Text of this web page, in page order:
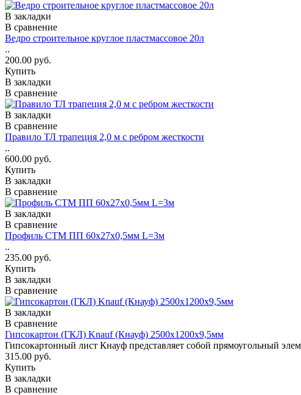
В закладки
В сравнение
Ведро строительное круглое пластмассовое 20л
..
200.00 руб.
Купить
В закладки
В сравнение
В закладки
В сравнение
Правило ТЛ трапеция 2,0 м с ребром жесткости
..
600.00 руб.
Купить
В закладки
В сравнение
В закладки
В сравнение
Профиль СТМ ПП 60х27х0,5мм L=3м
..
235.00 руб.
Купить
В закладки
В сравнение
В закладки
В сравнение
Гипсокартон (ГКЛ) Knauf (Кнауф) 2500х1200х9,5мм
Гипсокартонный лист Кнауф представляет собой прямоугольный
315.00 руб.
Купить
В закладки
В сравнение